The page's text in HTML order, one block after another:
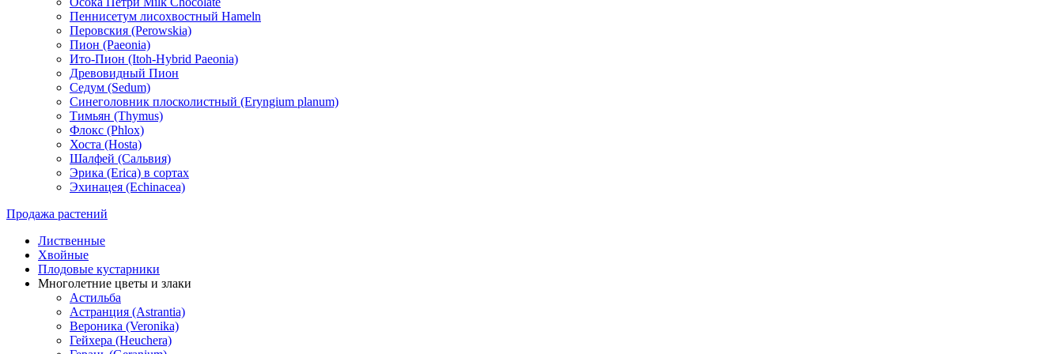
Пеннисетум лисохвостный Hameln
Перовския (Perowskia)
Пион (Paeonia)
Ито-Пион (Itoh-Hybrid Paeonia)
Древовидный Пион
Седум (Sedum)
Синеголовник плосколистный (Eryngium planum)
Тимьян (Thymus)
Флокс (Phlox)
Хоста (Hosta)
Шалфей (Сальвия)
Эрика (Erica) в сортах
Эхинацея (Echinacea)
Продажа растений
Лиственные
Хвойные
Плодовые кустарники
Многолетние цветы и злаки
Астильба
Астранция (Astrantia)
Вероника (Veronika)
Гейхера (Heuchera)